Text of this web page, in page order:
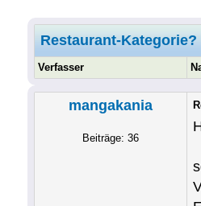
Restaurant-Kategorie?
Verfasser
mangakania
Beiträge: 36